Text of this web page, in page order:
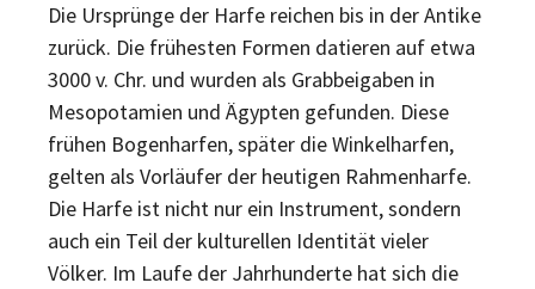
Die Ursprünge der Harfe reichen bis in der Antike
zurück. Die frühesten Formen datieren auf etwa
3000 v. Chr. und wurden als Grabbeigaben in
Mesopotamien und Ägypten gefunden. Diese
frühen Bogenharfen, später die Winkelharfen,
gelten als Vorläufer der heutigen Rahmenharfe.
Die Harfe ist nicht nur ein Instrument, sondern
auch ein Teil der kulturellen Identität vieler
Völker. Im Laufe der Jahrhunderte hat sich die